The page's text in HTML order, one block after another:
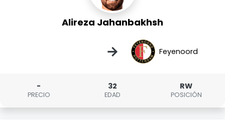
Alireza Jahanbakhsh
→ Feyenoord
-
PRECIO
32
EDAD
RW
POSICIÓN